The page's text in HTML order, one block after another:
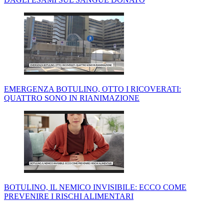
EMERGENZA BOTULINO, OTTO I RICOVERATI:
QUATTRO SONO IN RIANIMAZIONE
BOTULINO, IL NEMICO INVISIBILE: ECCO COME
PREVENIRE I RISCHI ALIMENTARI